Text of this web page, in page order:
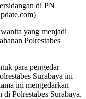
di PN
yang menjadi
Polrestabes
para pengedar
Surabaya ini
ini mengedarkan
di Polrestabes Surabaya.